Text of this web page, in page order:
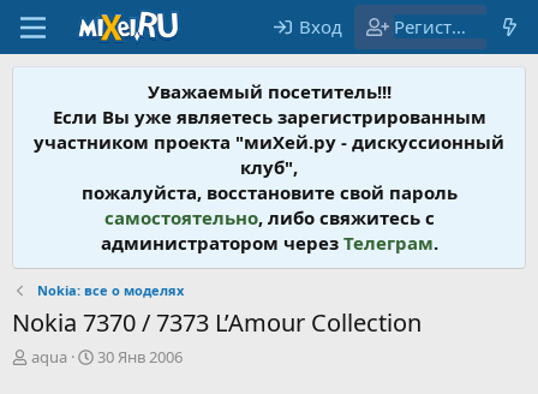
Вход Регистрация
Уважаемый посетитель!!!
Если Вы уже являетесь зарегистрированным
участником проекта "миХей.ру - дискусcионный
клуб",
пожалуйста, восстановите свой пароль
самостоятельно, либо свяжитесь с
администратором через Телеграм.
Nokia: все о моделях
Nokia 7370 / 7373 L’Amour Collection
А
aqua
Д
30 Янв 2006